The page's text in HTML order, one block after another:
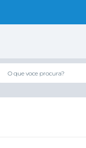
O que voce procura?